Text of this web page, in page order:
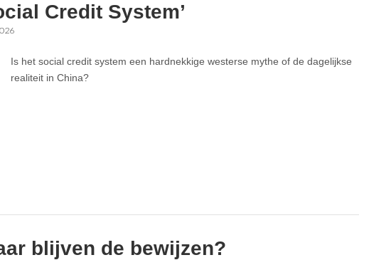
Credit System’
Is het social credit system een hardnekkige westerse mythe of de dagelijkse
realiteit in China?
blijven de bewijzen?